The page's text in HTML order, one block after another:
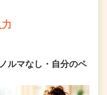
ルマなし・自分のペ